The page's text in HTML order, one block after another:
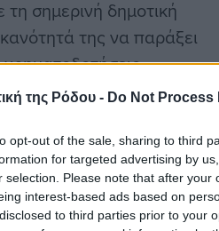
της Ρόδου - Do Not
opt-out of the sale, sharing to third
for targeted advertising by
selection. Please note that after
interest-based ads based on
to third parties prior to your
σημερινή δημοτική
της να παράξει
χρηματοδοτήσεις
τους κουνάνε το
ασχήμια του αστικού
η Ακάβη Το
στο νησί είναι
εμπέδωση της
στις μειωμένες,